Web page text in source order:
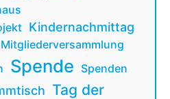
Kindernachmittag
Mitgliederversammlung
Spende Spenden
Tag der